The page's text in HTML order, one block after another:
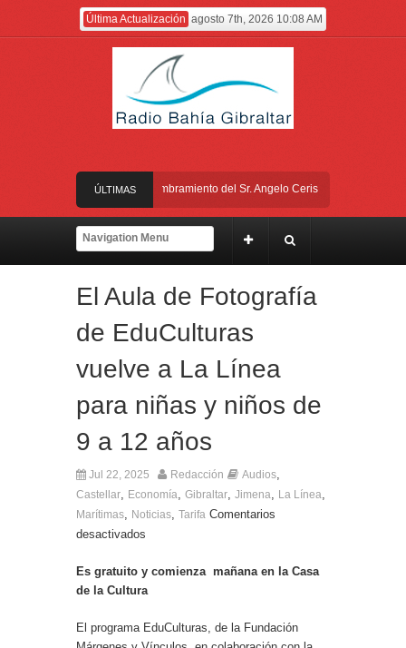
Última Actualización agosto 7th, 2026 10:08 AM
ÚLTIMAS
NOTICIAS
El Gobierno anuncia el nombramiento del Sr. Angelo Cerisola como
El alcalde felicita a Sara, que con 14 años ha obtenido el nivel de inglés C2
Presentado el IV Torneo de Fútbol Senior Alcalde de San Roque, que se
El Gobierno anuncia el nombramiento del Sr. Angelo Cerisola como
El Aula de Fotografía
de EduCulturas
vuelve a La Línea
para niñas y niños de
9 a 12 años
Jul 22, 2025 Redacción Audios,
Castellar, Economía, Gibraltar, Jimena, La Línea,
Marítimas, Noticias, Tarifa Comentarios
desactivados
Es gratuito y comienza mañana en la Casa
de la Cultura
El programa EduCulturas, de la Fundación